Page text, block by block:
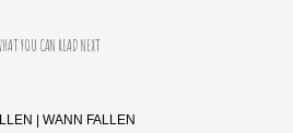
YOU CAN READ NEXT
| WANN FALLEN